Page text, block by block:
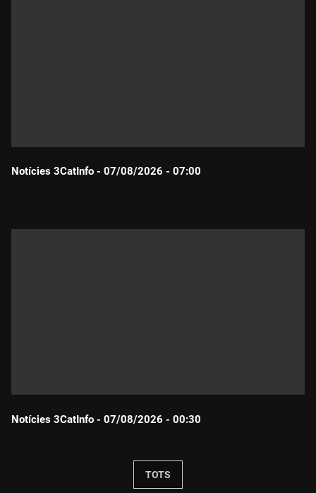
Notícies 3CatInfo - 07/08/2026 - 07:00
Notícies 3CatInfo - 07/08/2026 - 00:30
TOTS